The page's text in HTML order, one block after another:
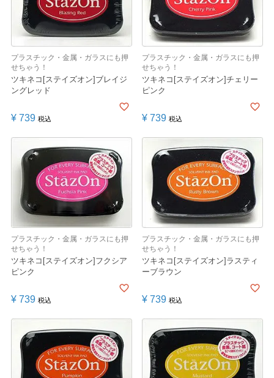
プラスチック・金属・ガラスにも押
せちゃう！
ツキネコ[ステイズオン]ブレイジ
ングレッド
¥ 739 税込
プラスチック・金属・ガラスにも押
せちゃう！
ツキネコ[ステイズオン]チェリー
ピンク
¥ 739 税込
プラスチック・金属・ガラスにも押
せちゃう！
ツキネコ[ステイズオン]フクシア
ピンク
¥ 739 税込
プラスチック・金属・ガラスにも押
せちゃう！
ツキネコ[ステイズオン]ラスティ
ーブラウン
¥ 739 税込